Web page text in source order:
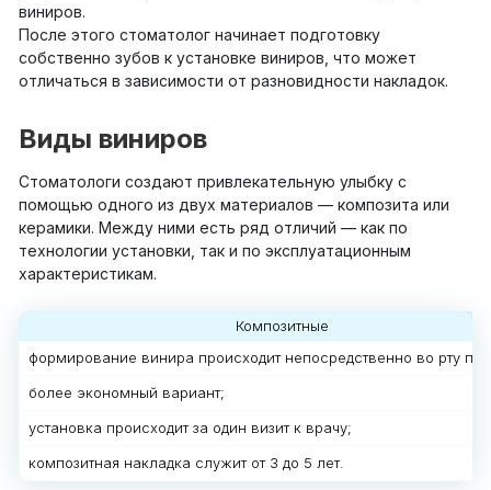
виниров.
После этого стоматолог начинает подготовку
собственно зубов к установке виниров, что может
отличаться в зависимости от разновидности накладок.
Виды виниров
Стоматологи создают привлекательную улыбку с
помощью одного из двух материалов — композита или
керамики. Между ними есть ряд отличий — как по
технологии установки, так и по эксплуатационным
характеристикам.
Композитные
формирование винира происходит непосредственно во рту
более экономный вариант;
установка происходит за один визит к врачу;
композитная накладка служит от 3 до 5 лет.